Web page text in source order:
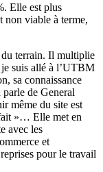
Elle est plus
non viable à terme,
du terrain. Il multiplie
je suis allé à l’UTBM
sa connaissance
de General
même du site est
»… Elle met en
avec les
et
pour le travail